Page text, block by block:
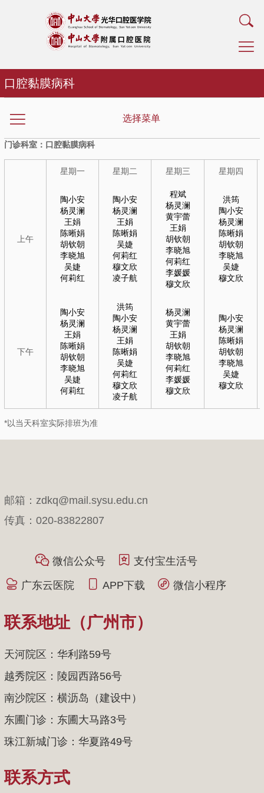
口腔黏膜病科
选择菜单
门诊科室：口腔黏膜病科
星期一 星期二 星期三 星期四
上午
陶小安
杨灵澜
王娟
陈晰娟
胡钦朝
李晓旭
吴婕
何莉红
陶小安
杨灵澜
王娟
陈晰娟
吴婕
何莉红
穆文欣
凌子航
程斌
杨灵澜
黄宇蕾
王娟
胡钦朝
李晓旭
何莉红
李媛媛
穆文欣
洪筠
陶小安
杨灵澜
陈晰娟
胡钦朝
李晓旭
吴婕
穆文欣
下午
陶小安
杨灵澜
王娟
陈晰娟
胡钦朝
李晓旭
吴婕
何莉红
洪筠
陶小安
杨灵澜
王娟
陈晰娟
吴婕
何莉红
穆文欣
凌子航
杨灵澜
黄宇蕾
王娟
胡钦朝
李晓旭
何莉红
李媛媛
穆文欣
陶小安
杨灵澜
陈晰娟
胡钦朝
李晓旭
吴婕
穆文欣
*以当天科室实际排班为准
邮箱：zdkq@mail.sysu.edu.cn
传真：020-83822807
微信公众号 支付宝生活号
广东云医院 APP下载 微信小程序
联系地址（广州市）
天河院区：华利路59号
越秀院区：陵园西路56号
南沙院区：横沥岛（建设中）
东圃门诊：东圃大马路3号
珠江新城门诊：华夏路49号
联系方式